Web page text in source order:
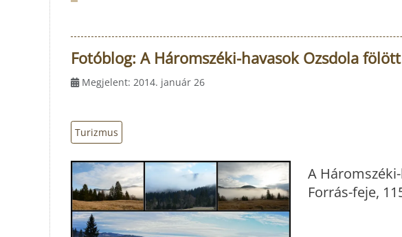
Fotóblog: A Háromszéki-havasok Ozsdola fölött
Megjelent: 2014. január 26
Turizmus
A
Forrás-feje,